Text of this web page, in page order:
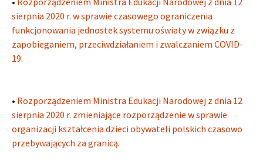
sierpnia 2020 r. w sprawie czasowego ograniczenia
funkcjonowania jednostek systemu oświaty w związku z
zapobieganiem, przeciwdziałaniem i zwalczaniem COVID-
19.
• Rozporządzeniem Ministra Edukacji Narodowej z dnia 12
sierpnia 2020 r. zmieniające rozporządzenie w sprawie
organizacji kształcenia dzieci obywateli polskich czasowo
przebywających za granicą.